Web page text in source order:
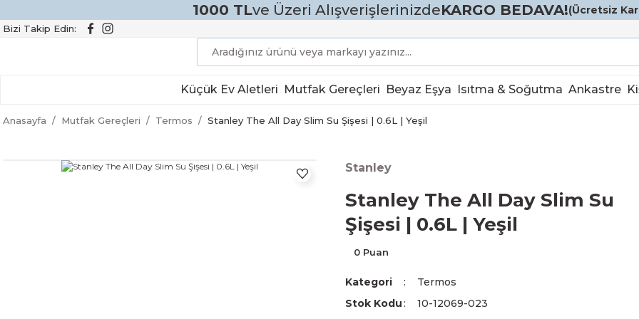
1000 TLve Üzeri AlışverişlerinizdeKARGO BEDAVA!(Ücretsiz
Bizi Takip Edin:
Küçük Ev Aletleri Mutfak Gereçleri Beyaz Eşya Isıtma & Soğutma Ankastre
Anasayfa Mutfak Gereçleri Termos Stanley The All Day Slim Su Şişesi | 0.6L | Yeşil
Stanley
Stanley The All Day Slim Su
Şişesi | 0.6L | Yeşil
0 Puan
Kategori
Termos
Stok Kodu
10-12069-023